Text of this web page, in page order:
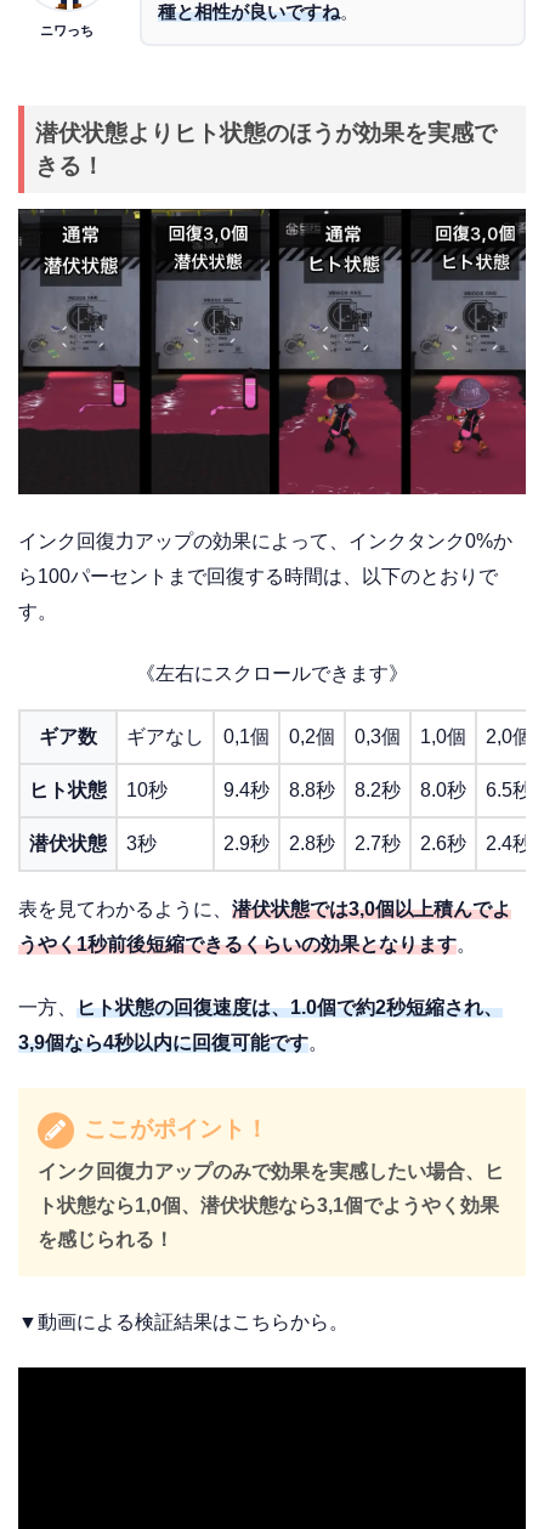
ニワっち
種と相性が良いですね。
潜伏状態よりヒト状態のほうが効果を実感で
きる！
インク回復力アップの効果によって、インクタンク0%か
ら100パーセントまで回復する時間は、以下のとおりで
す。
《左右にスクロールできます》
ギア数 ギアなし 0,1個 0,2個 0,3個 1,0個 2,0個
ヒト状態 10秒 9.4秒 8.8秒 8.2秒 8.0秒 6.5秒
潜伏状態 3秒 2.9秒 2.8秒 2.7秒 2.6秒 2.4秒
表を見てわかるように、 潜伏状態では3,0個以上積んでよ
うやく1秒前後短縮できるくらいの効果となります。
一方、 ヒト状態の回復速度は、1.0個で約2秒短縮され、
3,9個なら4秒以内に回復可能です。
ここがポイント！
インク回復力アップのみで効果を実感したい場合、ヒ
ト状態なら1,0個、潜伏状態なら3,1個でようやく効果
を感じられる！
▼動画による検証結果はこちらから。